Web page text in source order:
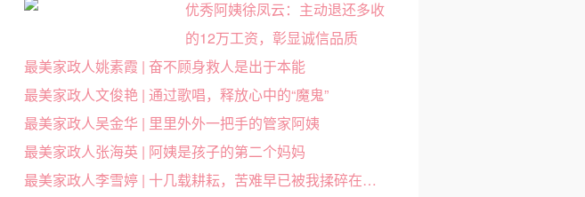
优秀阿姨徐凤云：主动退还多收
的12万工资，彰显诚信品质
最美家政人姚素霞 | 奋不顾身救人是出于本能
最美家政人文俊艳 | 通过歌唱，释放心中的“魔鬼”
最美家政人吴金华 | 里里外外一把手的管家阿姨
最美家政人张海英 | 阿姨是孩子的第二个妈妈
最美家政人李雪婷 | 十几载耕耘，苦难早已被我揉碎在异乡的黎明